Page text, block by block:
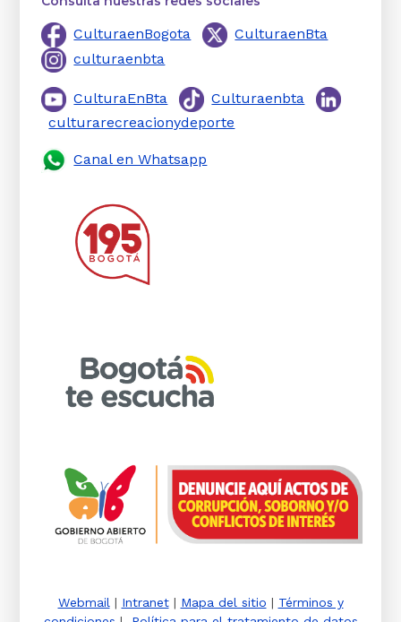
CulturaenBogota
CulturaenBta
culturaenbta
CulturaEnBta
Culturaenbta
culturarecreacionydeporte
Canal en Whatsapp
Webmail | Intranet| Mapa del sitio | Términos y